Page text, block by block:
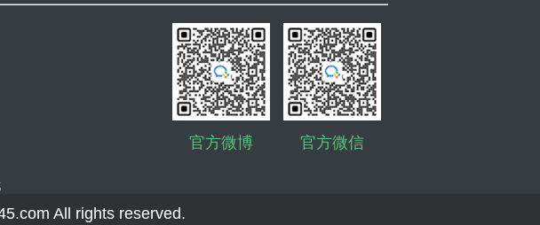
官方微博 官方微信
All rights reserved.